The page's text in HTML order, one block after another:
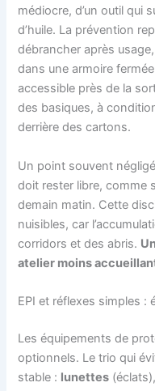
médiocre, d’un outil qui
d’huile. La prévention
débrancher après
dans une armoire
accessible près de la
des basiques, à
derrière des cartons.
Un point souvent
doit rester libre, comme
demain matin. Cette
nuisibles, car
corridors et des abris.
atelier moins
EPI et réflexes simples :
Les équipements de
optionnels. Le trio qui
stable : lunettes (éclats),